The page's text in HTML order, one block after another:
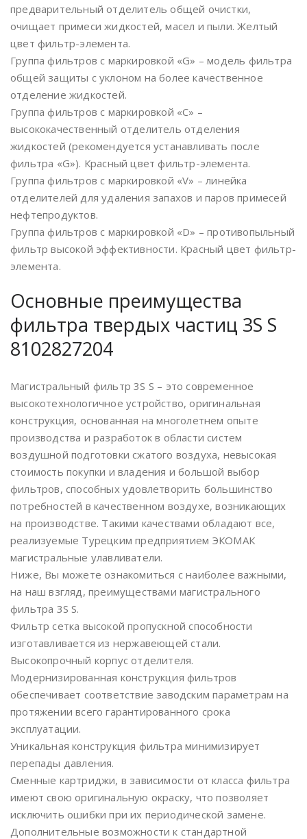
предварительный отделитель общей очистки,
очищает примеси жидкостей, масел и пыли. Желтый
цвет фильтр-элемента.
Группа фильтров с маркировкой «G» – модель фильтра
общей защиты с уклоном на более качественное
отделение жидкостей.
Группа фильтров с маркировкой «C» –
высококачественный отделитель отделения
жидкостей (рекомендуется устанавливать после
фильтра «G»). Красный цвет фильтр-элемента.
Группа фильтров с маркировкой «V» – линейка
отделителей для удаления запахов и паров примесей
нефтепродуктов.
Группа фильтров с маркировкой «D» – противопыльный
фильтр высокой эффективности. Красный цвет фильтр-
элемента.
Основные преимущества
фильтра твердых частиц 3S S
8102827204
Магистральный фильтр 3S S – это современное
высокотехнологичное устройство, оригинальная
конструкция, основанная на многолетнем опыте
производства и разработок в области систем
воздушной подготовки сжатого воздуха, невысокая
стоимость покупки и владения и большой выбор
фильтров, способных удовлетворить большинство
потребностей в качественном воздухе, возникающих
на производстве. Такими качествами обладают все,
реализуемые Турецким предприятием ЭКОМАК
магистральные улавливатели.
Ниже, Вы можете ознакомиться с наиболее важными,
на наш взгляд, преимуществами магистрального
фильтра 3S S.
Фильтр сетка высокой пропускной способности
изготавливается из нержавеющей стали.
Высокопрочный корпус отделителя.
Модернизированная конструкция фильтров
обеспечивает соответствие заводским параметрам на
протяжении всего гарантированного срока
эксплуатации.
Уникальная конструкция фильтра минимизирует
перепады давления.
Сменные картриджи, в зависимости от класса фильтра
имеют свою оригинальную окраску, что позволяет
исключить ошибки при их периодической замене.
Дополнительные возможности к стандартной